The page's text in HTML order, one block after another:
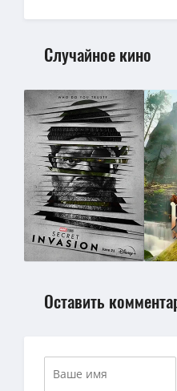
Случайное кино
Оставить